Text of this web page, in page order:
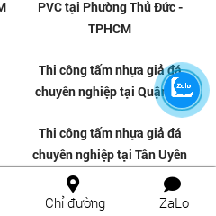
Tấm nhựa giả đá ốp tường giá rẻ
Chỉ đường ZaLo